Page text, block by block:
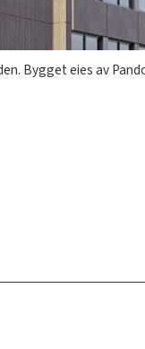
Bygget eies av